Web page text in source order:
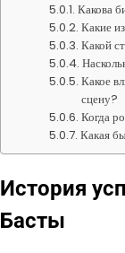
Какова
Какие
Какой
Какое
сцену?
Когда
Какая
История
Басты